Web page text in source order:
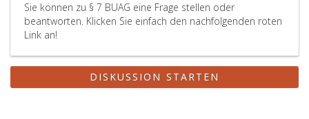
Sie können zu § 7 BUAG eine Frage stellen oder
beantworten. Klicken Sie einfach den nachfolgenden roten
Link an!
DISKUSSION STARTEN